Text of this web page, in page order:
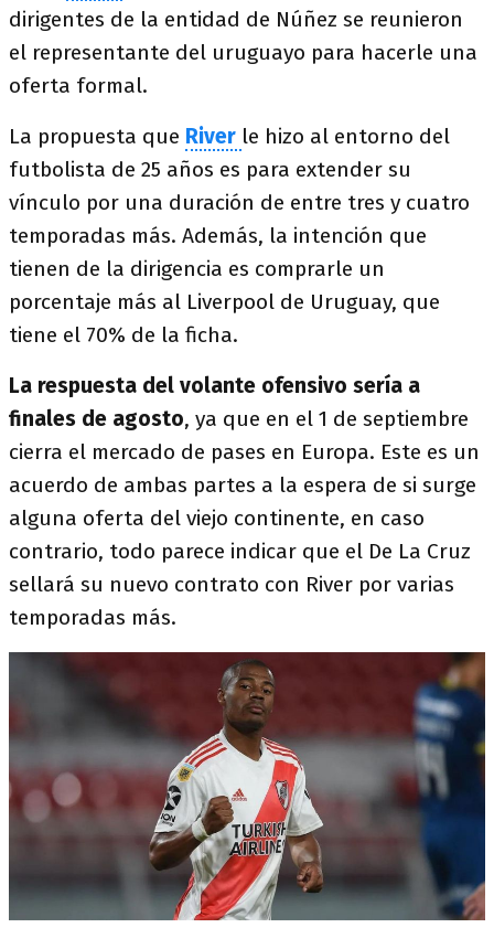
dirigentes de la entidad de Núñez se reunieron
el representante del uruguayo para hacerle una
oferta formal.
La propuesta que River le hizo al entorno del
futbolista de 25 años es para extender su
vínculo por una duración de entre tres y cuatro
temporadas más. Además, la intención que
tienen de la dirigencia es comprarle un
porcentaje más al Liverpool de Uruguay, que
tiene el 70% de la ficha.
La respuesta del volante ofensivo sería a
finales de agosto, ya que en el 1 de septiembre
cierra el mercado de pases en Europa. Este es un
acuerdo de ambas partes a la espera de si surge
alguna oferta del viejo continente, en caso
contrario, todo parece indicar que el De La Cruz
sellará su nuevo contrato con River por varias
temporadas más.